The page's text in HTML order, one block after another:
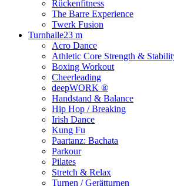
Rückenfitness
The Barre Experience
Twerk Fusion
Turnhalle23 m
Acro Dance
Athletic Core Strength &
Boxing Workout
Cheerleading
deepWORK ®
Handstand & Balance
Hip Hop / Breaking
Irish Dance
Kung Fu
Paartanz: Bachata
Parkour
Pilates
Stretch & Relax
Turnen / Gerätturnen